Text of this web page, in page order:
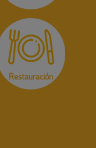
Restauración